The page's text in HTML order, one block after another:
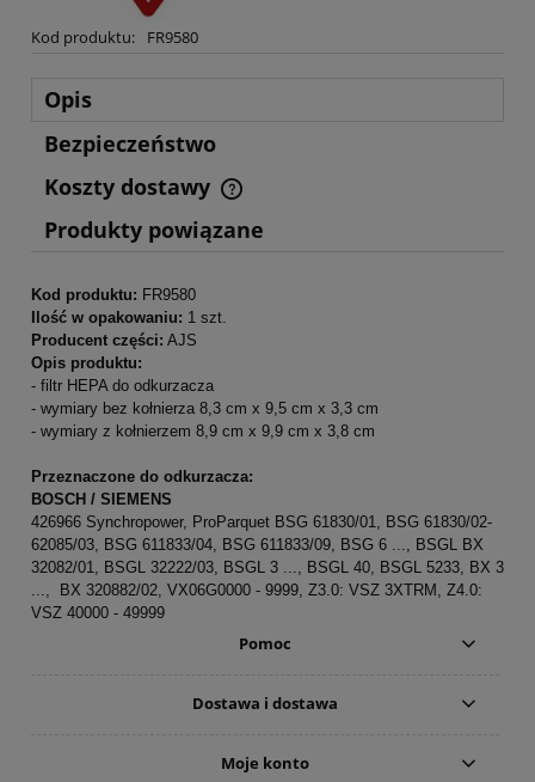
Kod produktu: FR9580
Opis
Bezpieczeństwo
Koszty dostawy
Cena nie zawiera ewentualnych kosztów płatności
Produkty powiązane
Kod produktu: FR9580
Ilość w opakowaniu: 1 szt.
Producent części: AJS
Opis produktu:
- filtr HEPA do odkurzacza
- wymiary bez kołnierza 8,3 cm x 9,5 cm x 3,3 cm
- wymiary z kołnierzem 8,9 cm x 9,9 cm x 3,8 cm
Przeznaczone do odkurzacza:
BOSCH / SIEMENS
426966 Synchropower, ProParquet BSG 61830/01, BSG 61830/02-
62085/03, BSG 611833/04, BSG 611833/09, BSG 6 ..., BSGL BX
32082/01, BSGL 32222/03, BSGL 3 ..., BSGL 40, BSGL 5233, BX 3
..., BX 320882/02, VX06G0000 - 9999, Z3.0: VSZ 3XTRM, Z4.0:
VSZ 40000 - 49999
Pomoc
Dostawa i dostawa
Moje konto